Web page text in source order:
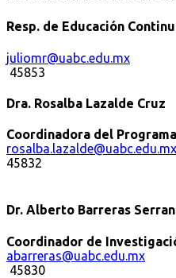
Resp. de Educación
juliomr@uabc.edu.mx
45853
Dra. Rosalba Lazalde Cruz
Coordinadora del
rosalba.lazalde@uabc.edu.mx
45832
Dr. Alberto Barreras
Coordinador de
abarreras@uabc.edu.mx
45830